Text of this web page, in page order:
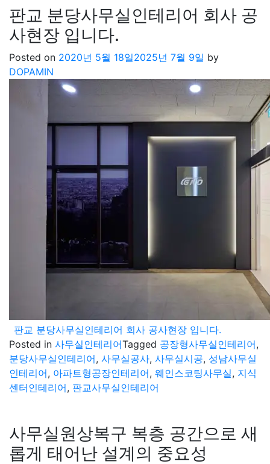
판교 분당사무실인테리어 회사 공
사현장 입니다.
Posted on 2020년 5월 18일2025년 7월 9일 by
DOPAMIN
판교 분당사무실인테리어 회사 공사현장 입니다.
Posted in 사무실인테리어Tagged 공장형사무실인테리어,
분당사무실인테리어, 사무실공사, 사무실시공, 성남사무실
인테리어, 아파트형공장인테리어, 웨인스코팅사무실, 지식
센터인테리어, 판교사무실인테리어
사무실원상복구 복층 공간으로 새
롭게 태어난 설계의 중요성